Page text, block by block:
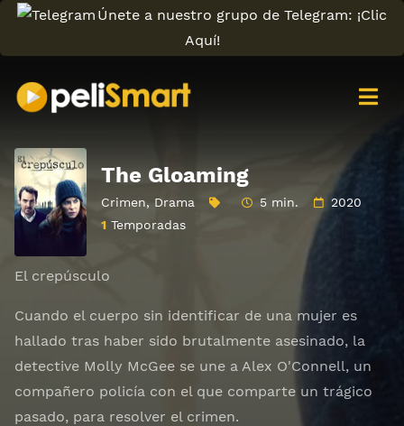
Únete a nuestro grupo de Telegram: ¡Clic
Aquí!
The Gloaming
Crimen, Drama 5 min.
2020
1 Temporadas
El crepúsculo
Cuando el cuerpo sin identificar de una mujer es
hallado tras haber sido brutalmente asesinado, la
detective Molly McGee se une a Alex O'Connell, un
compañero policía con el que comparte un trágico
pasado, para resolver el crimen.